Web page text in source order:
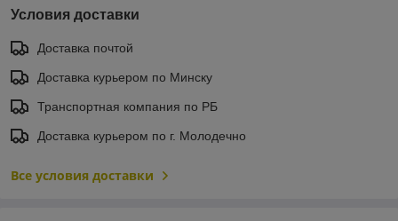
Условия доставки
Доставка почтой
Доставка курьером по Минску
Транспортная компания по РБ
Доставка курьером по г. Молодечно
Все условия доставки